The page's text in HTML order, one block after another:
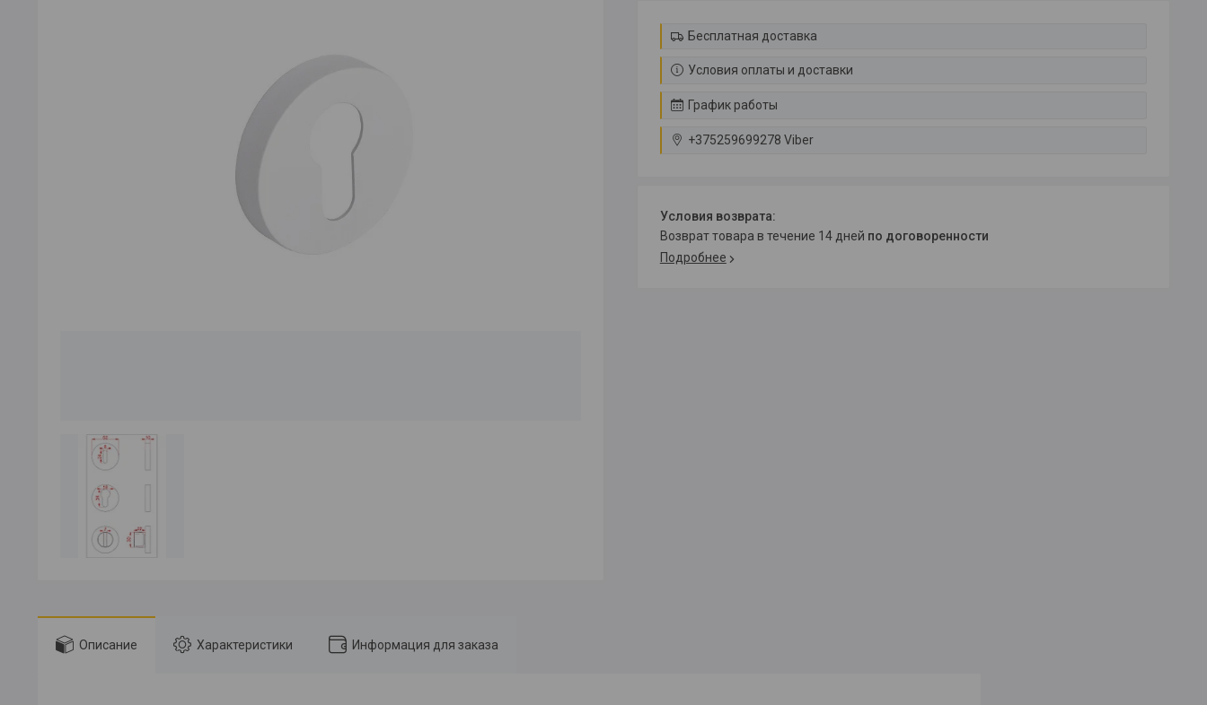
Бесплатная доставка
Условия оплаты и доставки
График работы
+375259699278 Viber
возврат товара в течение 14 дней по договоренности
Подробнее
Описание Характеристики Информация для заказа